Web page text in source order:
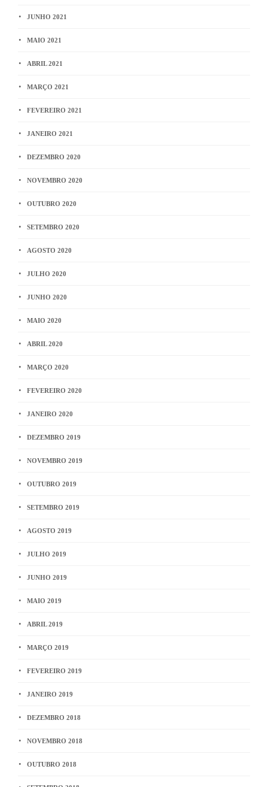
JUNHO 2021
MAIO 2021
ABRIL 2021
MARÇO 2021
FEVEREIRO 2021
JANEIRO 2021
DEZEMBRO 2020
NOVEMBRO 2020
OUTUBRO 2020
SETEMBRO 2020
AGOSTO 2020
JULHO 2020
JUNHO 2020
MAIO 2020
ABRIL 2020
MARÇO 2020
FEVEREIRO 2020
JANEIRO 2020
DEZEMBRO 2019
NOVEMBRO 2019
OUTUBRO 2019
SETEMBRO 2019
AGOSTO 2019
JULHO 2019
JUNHO 2019
MAIO 2019
ABRIL 2019
MARÇO 2019
FEVEREIRO 2019
JANEIRO 2019
DEZEMBRO 2018
NOVEMBRO 2018
OUTUBRO 2018